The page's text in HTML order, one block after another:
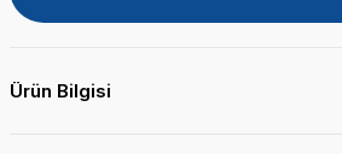
Ürün Bilgisi